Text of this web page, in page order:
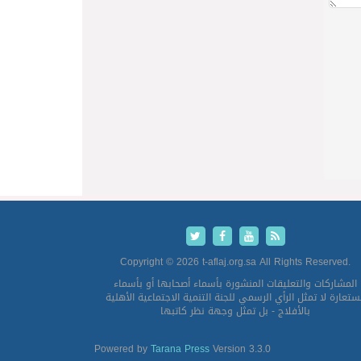
Copyright © 2026 t-aflaj.org.sa All Rights Reserved.
المشاركات والتعليقات المنشورة بأسماء أصحابها أو بأسماء
لا تمثل الرأي الرسمي للجنة التنمية الاجتماعية الأهلية
بالأفلاج - بل تمثل وجهة نظر كاتبها
Powered byTarana PressVersion 3.3.0